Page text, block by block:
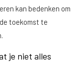
kan bedenken om
toekomst te
je niet alles